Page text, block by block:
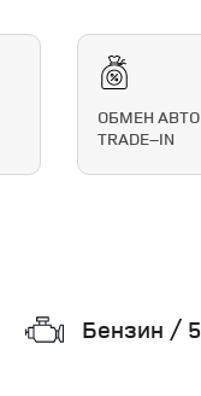
ОБМЕН
TRADE–IN
Бензин /